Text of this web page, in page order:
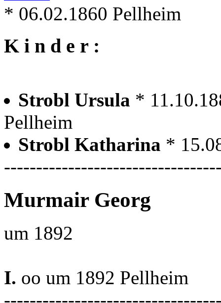
* 06.02.1860 Pellheim
K i n d e r :
Strobl Ursula *
Pellheim
Strobl Katharina *
Murmair Georg
um 1892
I. oo um 1892 Pellheim